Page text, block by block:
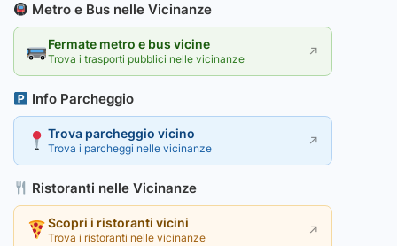
Metro e Bus nelle Vicinanze
Fermate metro e bus vicine
Trova i trasporti pubblici nelle vicinanze ↗
Info Parcheggio
Trova parcheggio vicino
Trova i parcheggi nelle vicinanze ↗
Ristoranti nelle Vicinanze
Scopri i ristoranti vicini
Trova i ristoranti nelle vicinanze ↗